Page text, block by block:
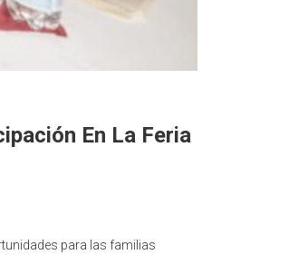
En La Feria
para las familias